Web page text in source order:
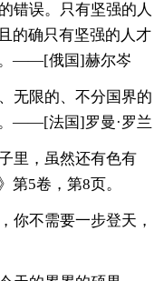
错误。只有坚强的人
的确只有坚强的人才
。——[俄国]赫尔岑
无限的、不分国界的
——[法国]罗曼·罗兰
里，虽然还有色有
第5卷，第8页。
你不需要一步登天，